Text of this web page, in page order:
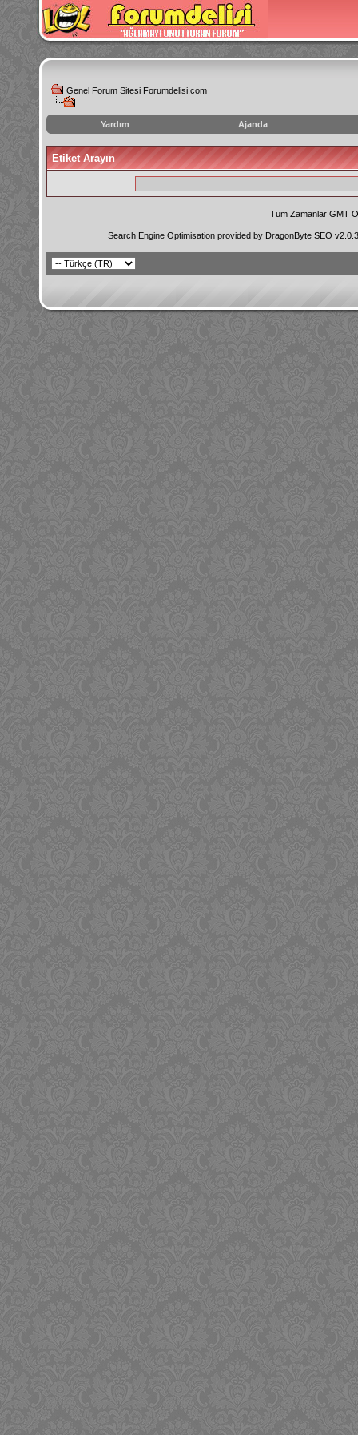
Genel Forum Sitesi Forumdelisi.com
Yardım Ajanda
instagram
izlenme
Etiket Arayın
Tüm Zamanlar GMT
Search Engine Optimisation provided by DragonByte SEO